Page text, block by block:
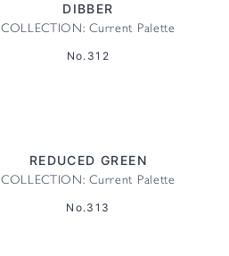
DIBBER
COLLECTION: Current Palette
No.312
REDUCED GREEN
COLLECTION: Current Palette
No.313